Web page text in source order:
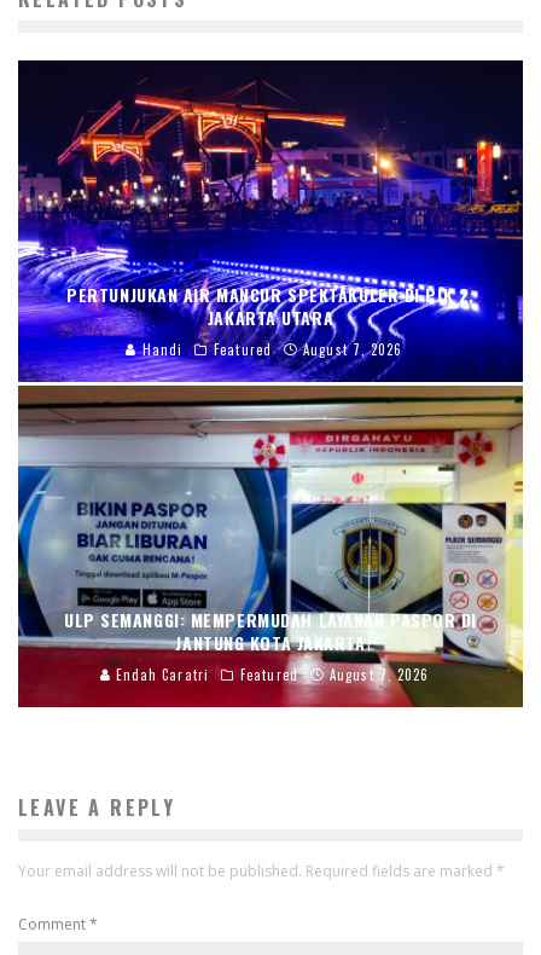
PERTUNJUKAN AIR MANCUR SPEKTAKULER DI PIK 2,
JAKARTA UTARA
Handi Featured August 7, 2026
ULP SEMANGGI: MEMPERMUDAH LAYANAN PASPOR DI
JANTUNG KOTA JAKARTA
Endah Caratri Featured August 7, 2026
LEAVE A REPLY
Your email address will not be published. Required fields are marked *
Comment*